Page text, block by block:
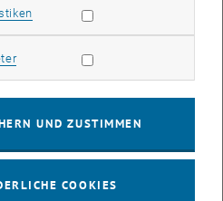
für Organization, Strategy &
München
München
Statistik Cookies zulassen
Marketing Cookies zulassen
UND ZUSTIMMEN
COOKIES